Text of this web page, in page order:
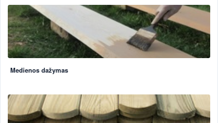
Medienos dažymas